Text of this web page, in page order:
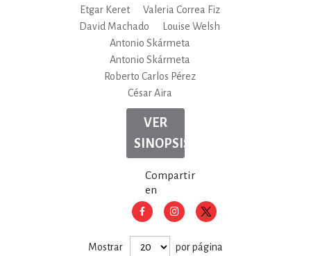
Etgar Keret
Valeria Correa Fiz
David Machado
Louise Welsh
Antonio Skármeta
Antonio Skármeta
Roberto Carlos Pérez
César Aira
VER
SINOPSIS
Compartir
en
Mostrar por página